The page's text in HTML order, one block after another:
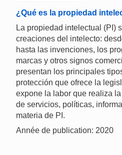
¿Qué es la propiedad
La propiedad intelectual (PI)
creaciones del intelecto:
hasta las invenciones, los
marcas y otros signos
presentan los principales
protección que ofrece la
expone la labor que realiza
de servicios, políticas,
materia de PI.
Année de publication: 2020